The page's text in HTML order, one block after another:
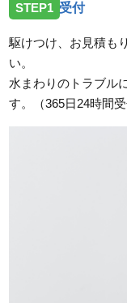
三重県松阪市嬉
三重県伊勢市二
依頼を受けお伺
三重県津市片田
三重県度会郡
STEP1 受付
駆けつけ、お見積も
い。
水まわりのトラブル
す。（365日24時間受